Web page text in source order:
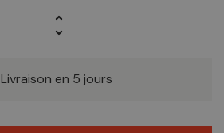
Livraison en 5 jours